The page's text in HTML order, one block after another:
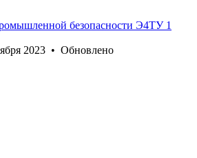
безопасности Э4ТУ 1
2023 • Обновлено